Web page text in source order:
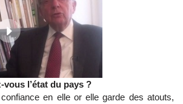
l’état du pays ?
en elle or elle garde des atouts,